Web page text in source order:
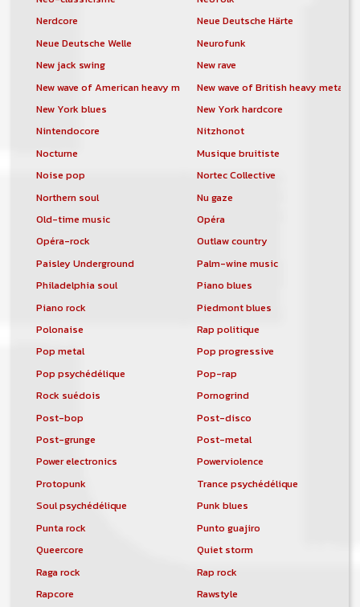
Nerdcore
Neue Deutsche Härte
Neue Deutsche Welle
Neurofunk
New jack swing
New rave
New wave of American heavy metalNew wave of British heavy metal
New York blues
New York hardcore
Nintendocore
Nitzhonot
Nocturne
Musique bruitiste
Noise pop
Nortec Collective
Northern soul
Nu gaze
Old-time music
Opéra
Opéra-rock
Outlaw country
Paisley Underground
Palm-wine music
Philadelphia soul
Piano blues
Piano rock
Piedmont blues
Polonaise
Rap politique
Pop metal
Pop progressive
Pop psychédélique
Pop-rap
Rock suédois
Pornogrind
Post-bop
Post-disco
Post-grunge
Post-metal
Power electronics
Powerviolence
Protopunk
Trance psychédélique
Soul psychédélique
Punk blues
Punta rock
Punto guajiro
Queercore
Quiet storm
Raga rock
Rap rock
Rapcore
Rawstyle